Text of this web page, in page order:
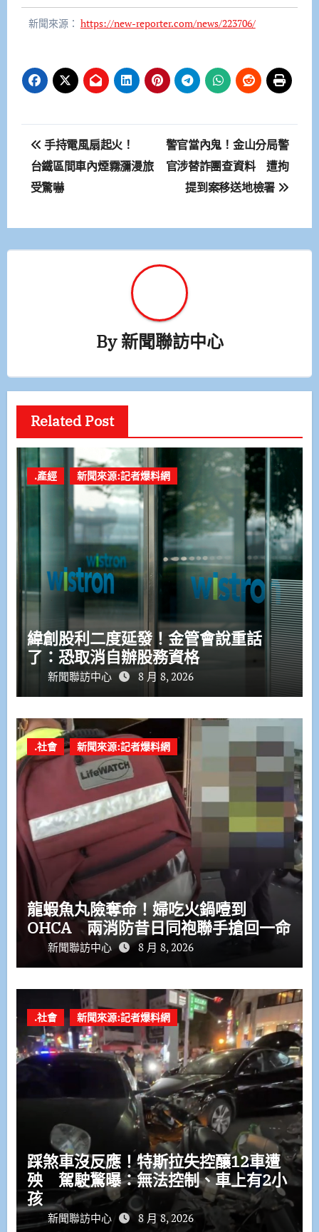
新聞來源： https://new-reporter.com/news/223706/
文
章
導
覽
手持電風扇起火！
台鐵區間車內煙霧瀰漫旅
受驚嚇
警官當內鬼！金山分局警
官涉替詐團查資料 遭拘
提到案移送地檢署
By新聞聯訪中心
Related Post
.產經 新聞來源:記者爆料網
緯創股利二度延發！金管會說重話
了：恐取消自辦股務資格
新聞聯訪中心 8 月 8, 2026
.社會 新聞來源:記者爆料網
龍蝦魚丸險奪命！婦吃火鍋噎到
OHCA 兩消防昔日同袍聯手搶回一命
新聞聯訪中心 8 月 8, 2026
.社會 新聞來源:記者爆料網
踩煞車沒反應！特斯拉失控釀12車遭
殃 駕駛驚曝：無法控制、車上有2小
孩
新聞聯訪中心 8 月 8, 2026